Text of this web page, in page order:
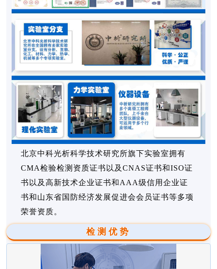
北京中科光析科学技术研究所旗下实验室拥有
CMA检验检测资质证书以及CNAS证书和ISO证
书以及高新技术企业证书和AAA级信用企业证
书和山东省国防经济发展促进会会员证书等多项
荣誉资质。
检测优势